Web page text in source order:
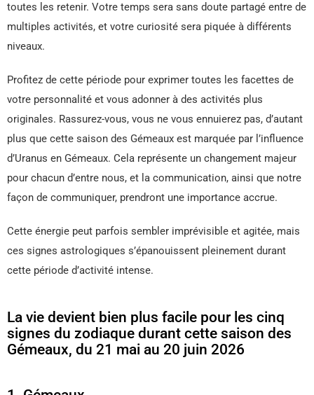
toutes les retenir. Votre temps sera sans doute partagé entre de
multiples activités, et votre curiosité sera piquée à différents
niveaux.
Profitez de cette période pour exprimer toutes les facettes de
votre personnalité et vous adonner à des activités plus
originales. Rassurez-vous, vous ne vous ennuierez pas, d’autant
plus que cette saison des Gémeaux est marquée par l’influence
d’Uranus en Gémeaux. Cela représente un changement majeur
pour chacun d’entre nous, et la communication, ainsi que notre
façon de communiquer, prendront une importance accrue.
Cette énergie peut parfois sembler imprévisible et agitée, mais
ces signes astrologiques s’épanouissent pleinement durant
cette période d’activité intense.
La vie devient bien plus facile pour les cinq
signes du zodiaque durant cette saison des
Gémeaux, du 21 mai au 20 juin 2026